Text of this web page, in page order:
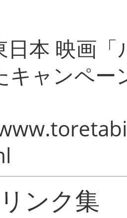
日本 映画
キャンペー
ンク集